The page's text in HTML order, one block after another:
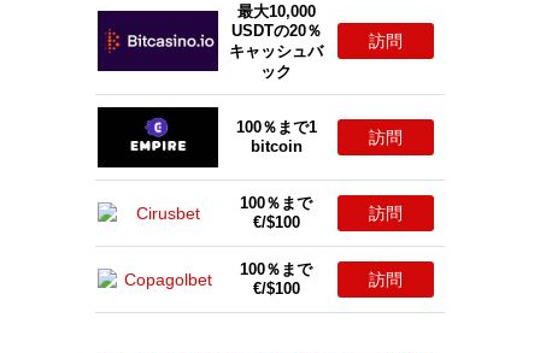
最大10,000
USDTの20％
キャッシュバ
ック
訪問
100％まで1
bitcoin
訪問
100％まで
€/$100
訪問
100％まで
€/$100
訪問